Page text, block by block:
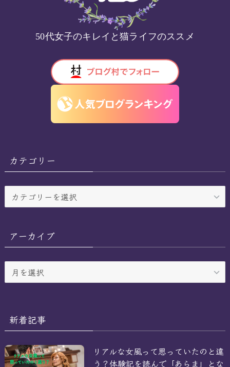
50代女子のキレイと猫ライフのススメ
カテゴリー
テ
ー
アーカイブ
ー
ブ
新着記事
リアルな女風って思っていたのと違
う？体験記を読んで「あらま」とな